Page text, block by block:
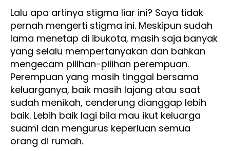
Lalu apa artinya stigma liar ini? Saya tidak
pernah mengerti stigma ini. Meskipun sudah
lama menetap di ibukota, masih saja banyak
yang selalu mempertanyakan dan bahkan
mengecam pilihan-pilihan perempuan.
Perempuan yang masih tinggal bersama
keluarganya, baik masih lajang atau saat
sudah menikah, cenderung dianggap lebih
baik. Lebih baik lagi bila mau ikut keluarga
suami dan mengurus keperluan semua
orang di rumah.